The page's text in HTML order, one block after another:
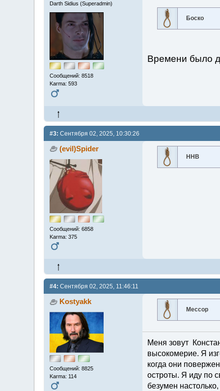
Darth Sidius (Superadmin)
Сообщений: 8518
Karma: 593
Боско
Времени было
#3: Сентября 02, 2025, 10:30:26
(evil)Spider
Сообщений: 6858
Karma: 375
ННВ
#4: Сентября 02, 2025, 11:46:11
Kostyakk
Сообщений: 8825
Karma: 114
Мессор
Меня зовут
высокомерие. Я
когда они
остроты. Я иду по
безумен